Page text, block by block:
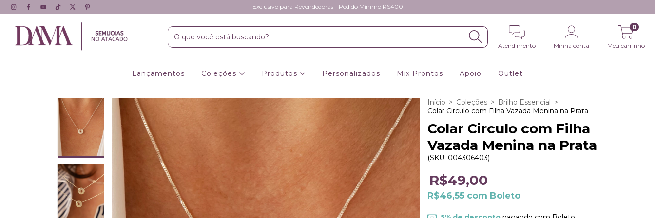
Exclusivo para Revendedoras - Pedido Mínimo R$400
Atendimento Minha conta Meu carrinho
0
Lançamentos Coleções Produtos Personalizados Mix Prontos Apoio Outlet
Início > Coleções > Brilho Essencial >
Colar Circulo com Filha Vazada Menina na Prata
Colar Circulo com Filha
Vazada Menina na Prata
(SKU: 004306403)
R$49,00
R$46,55 com Boleto